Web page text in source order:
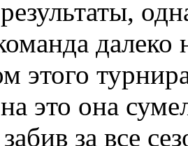
далеко
этого
это она
за все